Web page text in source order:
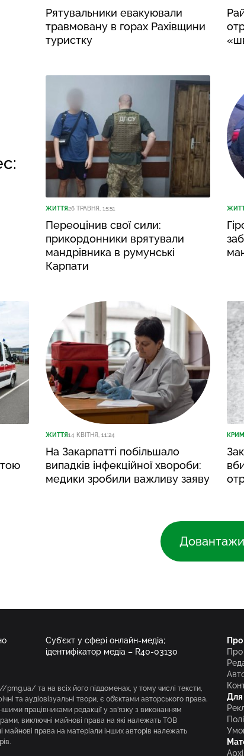
Рятувальники евакуювали
травмовану в горах Рахівщини
туристку
ЖИТТЯ26 ТРАВНЯ, 15:51
Переоцінив свої сили:
прикордонники врятували
мандрівника в румунські
Карпати
ЖИТТЯ14 КВІТНЯ, 11:24
На Закарпатті побільшало
випадків інфекційної хвороби:
медики зробили важливу заяву
Суб’єкт у сфері онлайн-медіа;
ідентифікатор медіа – R40-03130
pmg.ua/ та на всіх його піддоменах, у тому числі тексти,
та аудіовізуальні твори, є об’єктами авторського права.
працівниками редакції у зв’язку з виконанням
виключні майнові права на які належать ТОВ
майнові права на матеріали інших авторів належать
Про
Для